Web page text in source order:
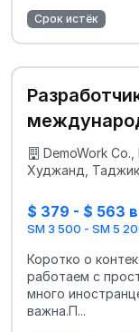
Срок истёк
мигрантам
DemoWork Co.,
Худжанд,
$ 379 - $ 563
SM 3 500 - SM 5
Коротко о
работаем с
много
важна.П...